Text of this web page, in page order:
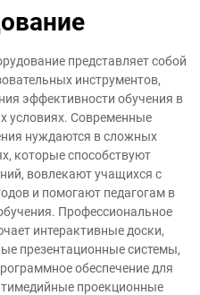
представляет собой
инструментов,
эффективности обучения в
условиях. Современные
нуждаются в сложных
которые способствуют
вовлекают учащихся с
и помогают педагогам в
Профессиональное
интерактивные доски,
презентационные системы,
обеспечение для
проекционные